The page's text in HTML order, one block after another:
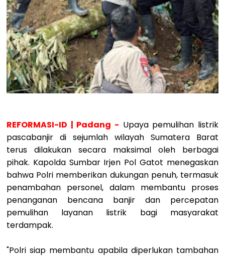
REFORMASI-ID | Padang - Upaya pemulihan listrik
pascabanjir di sejumlah wilayah Sumatera Barat
terus dilakukan secara maksimal oleh berbagai
pihak. Kapolda Sumbar Irjen Pol Gatot menegaskan
bahwa Polri memberikan dukungan penuh, termasuk
penambahan personel, dalam membantu proses
penanganan bencana banjir dan percepatan
pemulihan layanan listrik bagi masyarakat
terdampak.
"Polri siap membantu apabila diperlukan tambahan